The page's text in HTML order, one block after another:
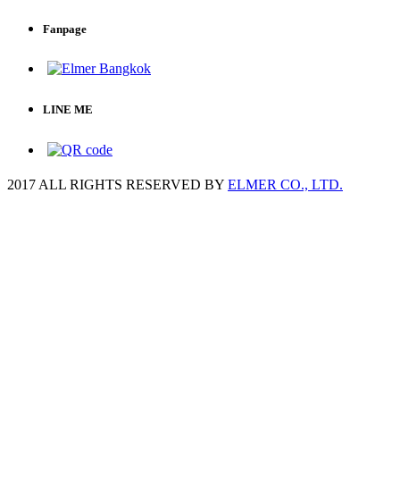
Fanpage
LINE ME
2017 ALL RIGHTS RESERVED BY ELMER CO., LTD.